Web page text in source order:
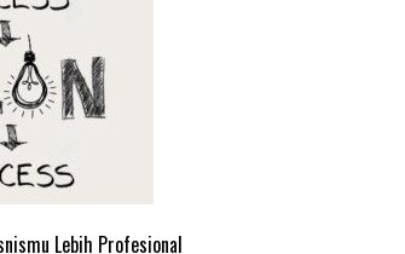
Lebih Profesional